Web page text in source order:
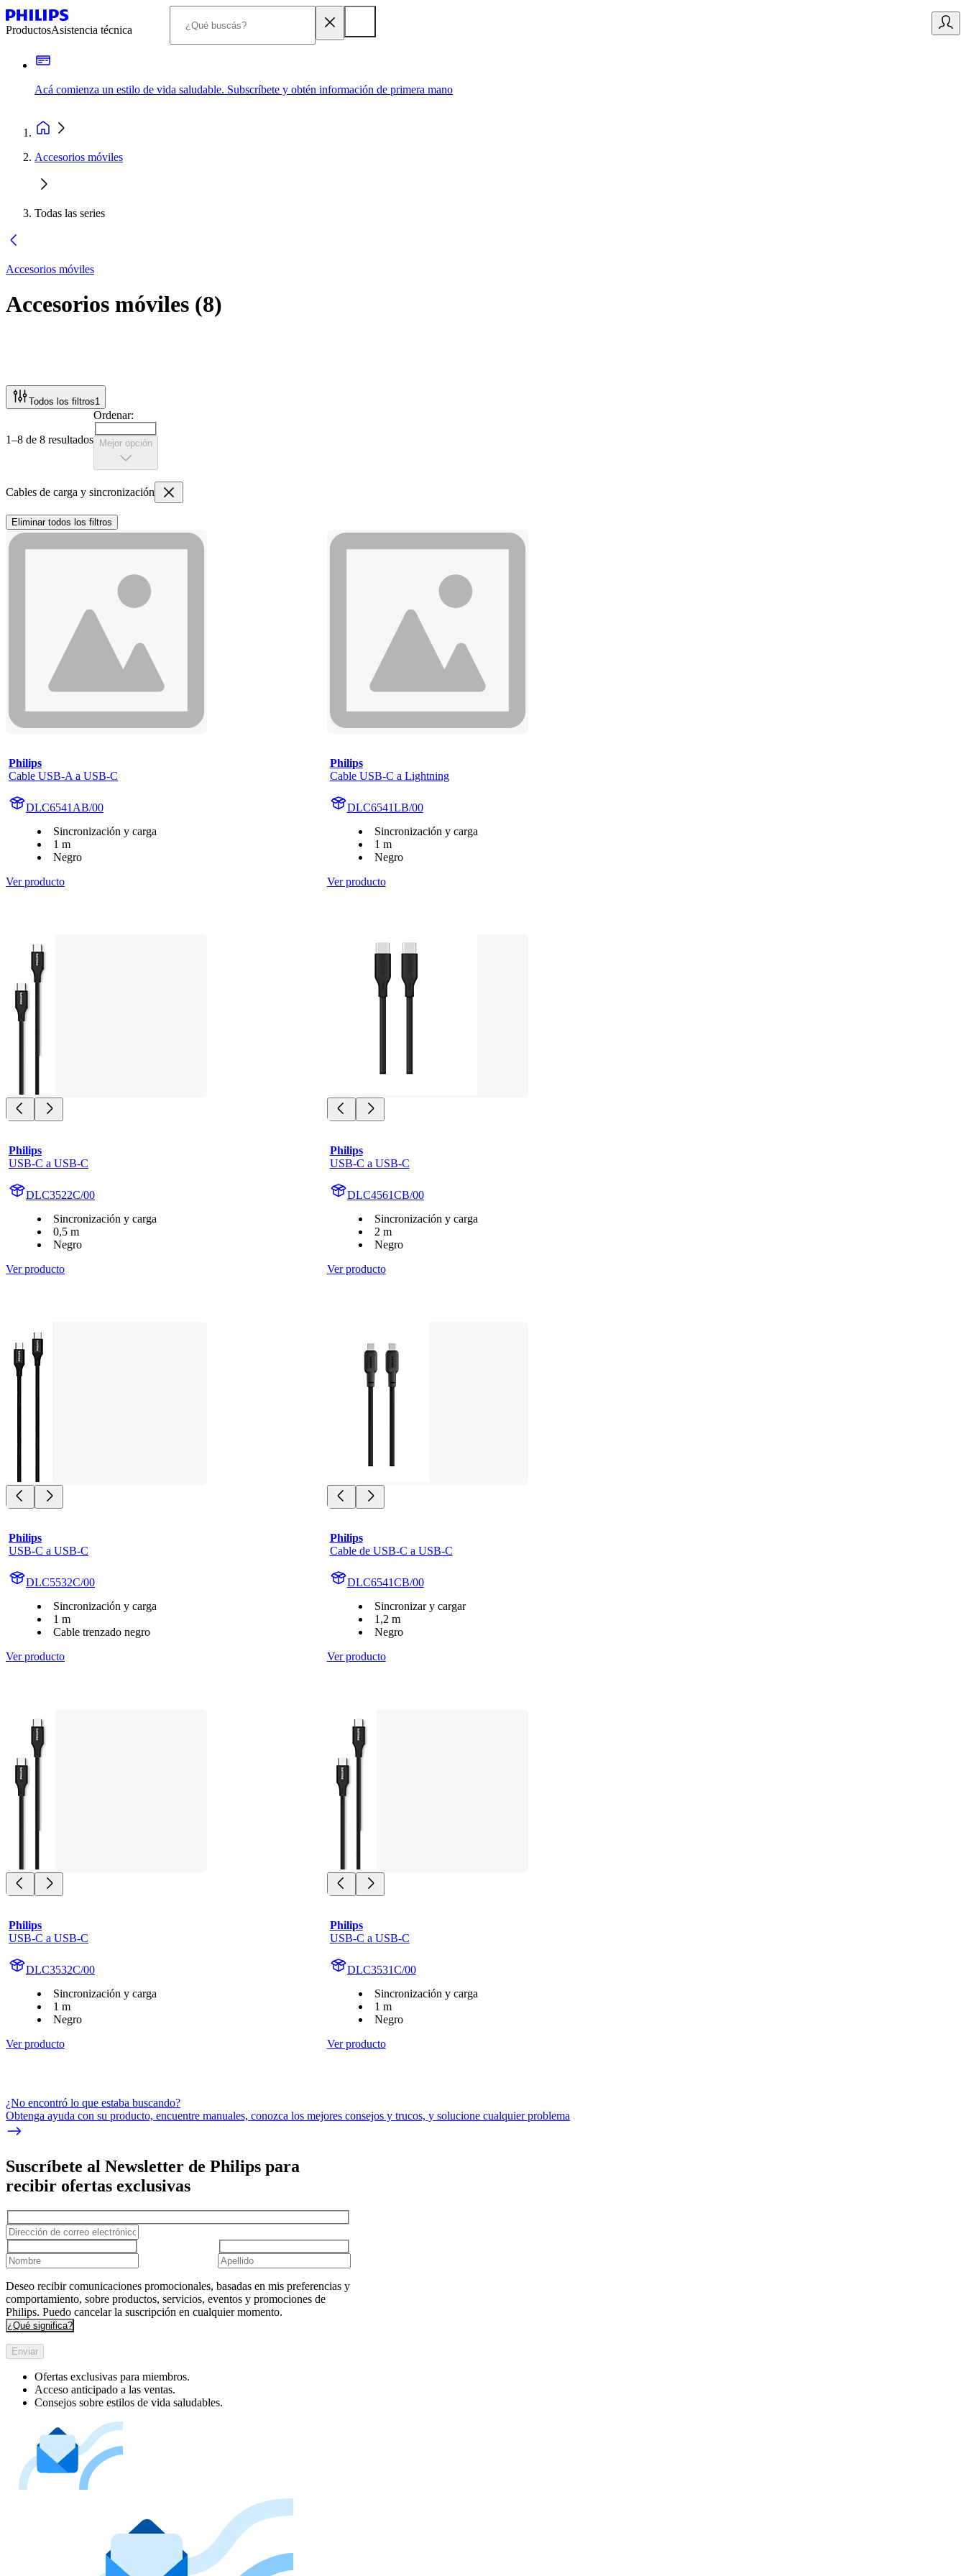
ProductosAsistencia técnica
Acá comienza un estilo de vida saludable. Subscríbete y obtén información de primera mano
Accesorios móviles
Todas las series
Accesorios móviles
Accesorios móviles (8)
Todos los filtros1
1–8 de 8 resultados
Ordenar:
Mejor opción
Cables de carga y sincronización
Eliminar todos los filtros
Philips
Cable USB-A a USB-C
DLC6541AB/00
Sincronización y carga
1 m
Negro
Ver producto
Philips
Cable USB-C a Lightning
DLC6541LB/00
Sincronización y carga
1 m
Negro
Ver producto
Philips
USB-C a USB-C
DLC3522C/00
Sincronización y carga
0,5 m
Negro
Ver producto
Philips
USB-C a USB-C
DLC4561CB/00
Sincronización y carga
2 m
Negro
Ver producto
Philips
USB-C a USB-C
DLC5532C/00
Sincronización y carga
1 m
Cable trenzado negro
Ver producto
Philips
Cable de USB-C a USB-C
DLC6541CB/00
Sincronizar y cargar
1,2 m
Negro
Ver producto
Philips
USB-C a USB-C
DLC3532C/00
Sincronización y carga
1 m
Negro
Ver producto
Philips
USB-C a USB-C
DLC3531C/00
Sincronización y carga
1 m
Negro
Ver producto
¿No encontró lo que estaba buscando?
Obtenga ayuda con su producto, encuentre manuales, conozca los mejores consejos y trucos, y solucione cualquier problema
Suscríbete al Newsletter de Philips para
recibir ofertas exclusivas
Deseo recibir comunicaciones promocionales, basadas en mis preferencias y
comportamiento, sobre productos, servicios, eventos y promociones de
Philips. Puedo cancelar la suscripción en cualquier momento.
¿Qué significa?
Enviar
Ofertas exclusivas para miembros.
Acceso anticipado a las ventas.
Consejos sobre estilos de vida saludables.